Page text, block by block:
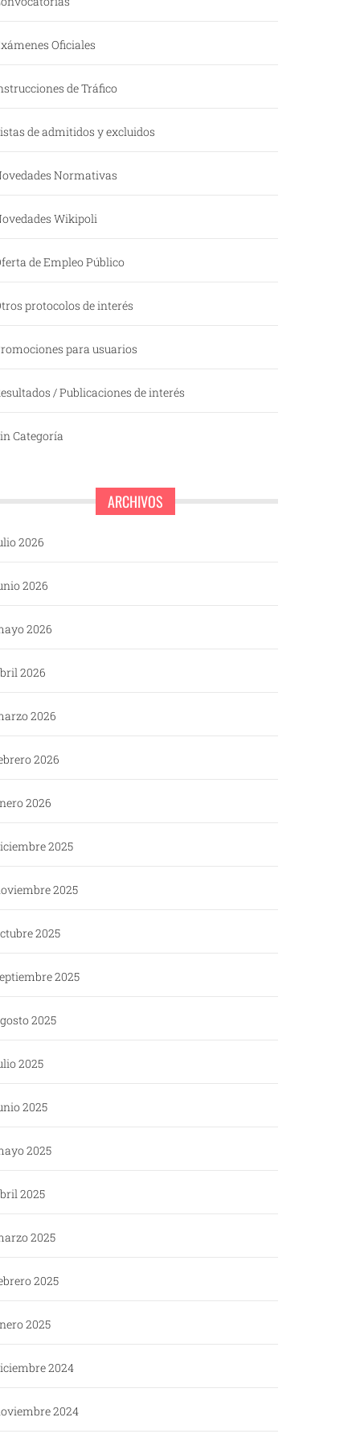
Oficiales
de Tráfico
de admitidos y excluidos
Normativas
Wikipoli
de Empleo Público
protocolos de interés
para usuarios
/ Publicaciones de interés
Categoría
ARCHIVOS
2026
2026
2026
2026
2026
2026
2026
2025
2025
2025
2025
2025
2025
2025
2025
2025
2025
2025
2025
2024
2024